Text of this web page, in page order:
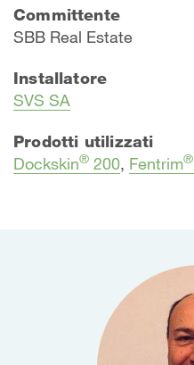
Committente
​SBB Real Estate
Installatore
SVS SA
Prodotti utilizzati
Dockskin® 200, Fentrim®